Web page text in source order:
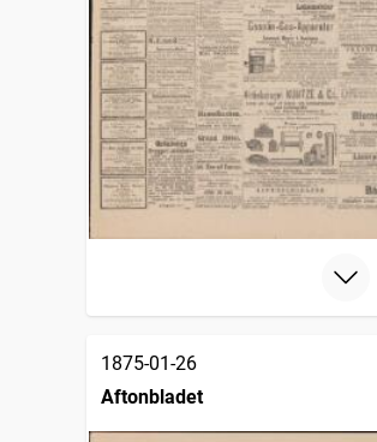
1875-01-26
Aftonbladet